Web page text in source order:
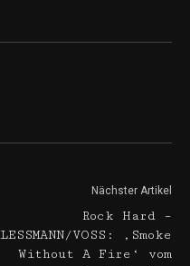
Nächster Artikel
Rock Hard –
LESSMANN/VOSS: ‚Smoke
Without A Fire‘ vom